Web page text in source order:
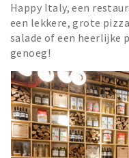
Happy Italy, een
een lekkere, grote
salade of een heerlijke
genoeg!